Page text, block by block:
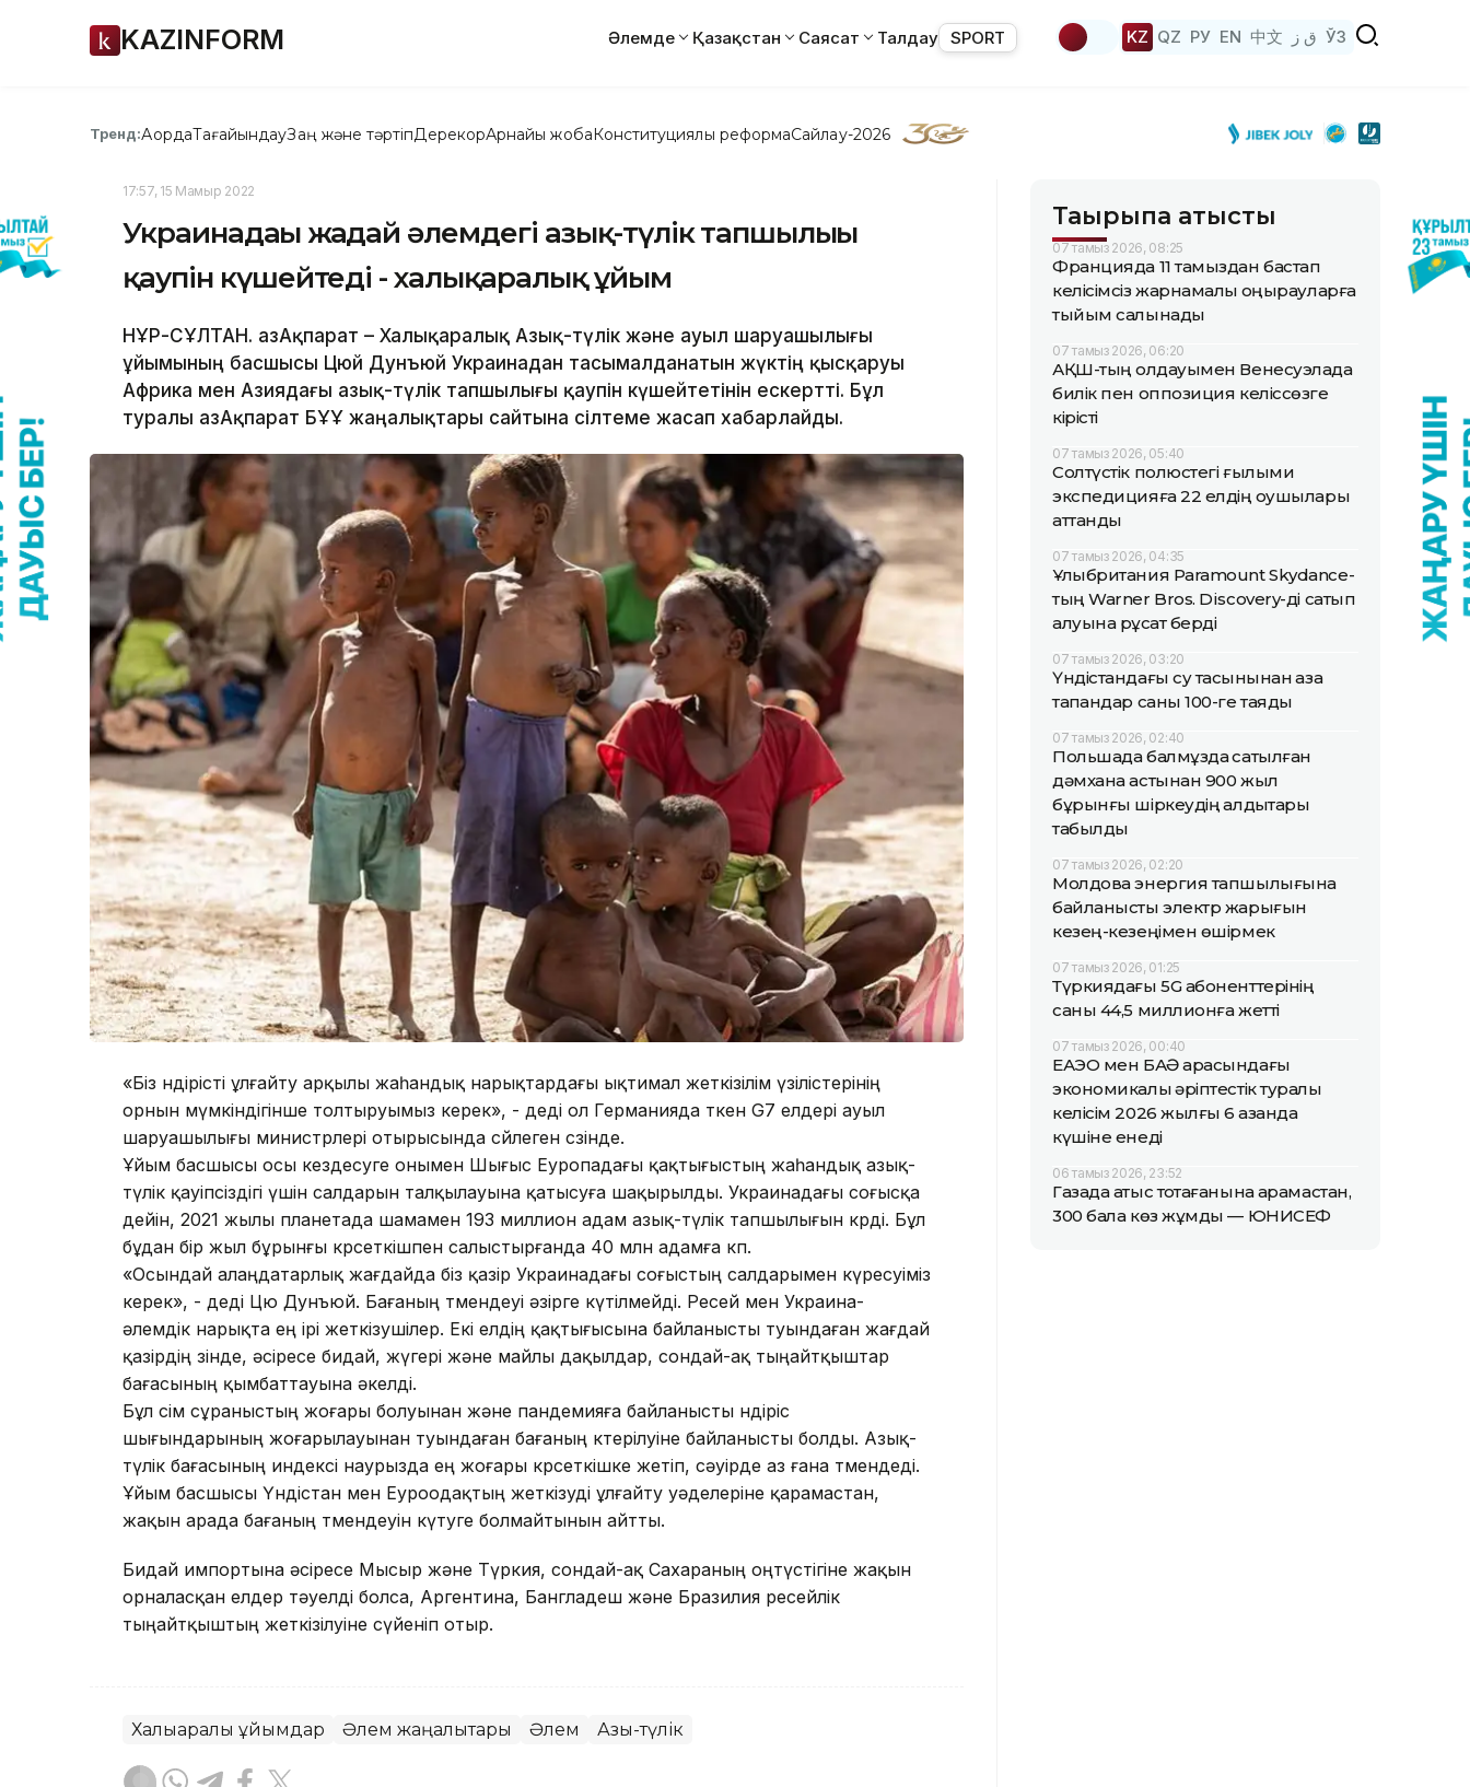
KAZINFORM Әлемде Қазақстан Саясат Талдау SPORT KZ QZ РУ EN 中文 ق ز ЎЗ
Тренд:АқордаТағайындауЗаң және тәртіпДерекқорАрнайы жобаКонституциялық реформаСайлау-2026
17:57, 15 Мамыр 2022
Украинадағы жағдай әлемдегі азық-түлік тапшылығы
қаупін күшейтеді - халықаралық ұйым
НҰР-СҰЛТАН. ҚазАқпарат – Халықаралық Азық-түлік және ауыл шаруашылығы
ұйымының басшысы Цюй Дунъюй Украинадан тасымалданатын жүктің қысқаруы
Африка мен Азиядағы азық-түлік тапшылығы қаупін күшейтетінін ескертті. Бұл
туралы ҚазАқпарат БҰҰ жаңалықтары сайтына сілтеме жасап хабарлайды.
«Біз өндірісті ұлғайту арқылы жаһандық нарықтардағы ықтимал жеткізілім үзілістерінің
орнын мүмкіндігінше толтыруымыз керек», - деді ол Германияда өткен G7 елдері ауыл
шаруашылығы министрлері отырысында сөйлеген сөзінде.
Ұйым басшысы осы кездесуге онымен Шығыс Еуропадағы қақтығыстың жаһандық азық-
түлік қауіпсіздігі үшін салдарын талқылауына қатысуға шақырылды. Украинадағы соғысқа
дейін, 2021 жылы планетада шамамен 193 миллион адам азық-түлік тапшылығын көрді. Бұл
бұдан бір жыл бұрынғы көрсеткішпен салыстырғанда 40 млн адамға көп.
«Осындай алаңдатарлық жағдайда біз қазір Украинадағы соғыстың салдарымен күресуіміз
керек», - деді Цю Дунъюй. Бағаның төмендеуі әзірге күтілмейді. Ресей мен Украина-
әлемдік нарықта ең ірі жеткізушілер. Екі елдің қақтығысына байланысты туындаған жағдай
қазірдің өзінде, әсіресе бидай, жүгері және майлы дақылдар, сондай-ақ тыңайтқыштар
бағасының қымбаттауына әкелді.
Бұл өсім сұраныстың жоғары болуынан және пандемияға байланысты өндіріс
шығындарының жоғарылауынан туындаған бағаның көтерілуіне байланысты болды. Азық-
түлік бағасының индексі наурызда ең жоғары көрсеткішке жетіп, сәуірде аз ғана төмендеді.
Ұйым басшысы Үндістан мен Еуроодақтың жеткізуді ұлғайту уәделеріне қарамастан,
жақын арада бағаның төмендеуін күтуге болмайтынын айтты.
Бидай импортына әсіресе Мысыр және Түркия, сондай-ақ Сахараның оңтүстігіне жақын
орналасқан елдер тәуелді болса, Аргентина, Бангладеш және Бразилия ресейлік
тыңайтқыштың жеткізілуіне сүйеніп отыр.
Халықаралық ұйымдар Әлем жаңалықтары Әлем Азық-түлік
Тақырыпқа қатысты
07 тамыз 2026, 08:25
Францияда 11 тамыздан бастап
келісімсіз жарнамалық қоңырауларға
тыйым салынады
07 тамыз 2026, 06:20
АҚШ-тың қолдауымен Венесуэлада
билік пен оппозиция келіссөзге
кірісті
07 тамыз 2026, 05:40
Солтүстік полюстегі ғылыми
экспедицияға 22 елдің оқушылары
аттанды
07 тамыз 2026, 04:35
Ұлыбритания Paramount Skydance-
тың Warner Bros. Discovery-ді сатып
алуына рұқсат берді
07 тамыз 2026, 03:20
Үндістандағы су тасқынынан қаза
тапқандар саны 100-ге таяды
07 тамыз 2026, 02:40
Польшада балмұздақ сатылған
дәмхана астынан 900 жыл
бұрынғы шіркеудің қалдықтары
табылды
07 тамыз 2026, 02:20
Молдова энергия тапшылығына
байланысты электр жарығын
кезең-кезеңімен өшірмек
07 тамыз 2026, 01:25
Түркиядағы 5G абоненттерінің
саны 44,5 миллионға жетті
07 тамыз 2026, 00:40
ЕАЭО мен БАӘ арасындағы
экономикалық әріптестік туралы
келісім 2026 жылғы 6 қазанда
күшіне енеді
06 тамыз 2026, 23:52
Газада атыс тоқтағанына қарамастан,
300 бала көз жұмды — ЮНИСЕФ